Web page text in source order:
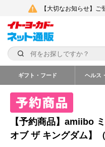
【大切なお知らせ】
ギフト・フード ヘルス
【予約商品】amiibo
オブ ザ キングダム】